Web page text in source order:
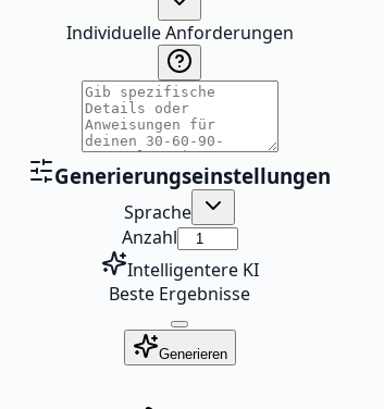
Individuelle Anforderungen
Generierungseinstellungen
Sprache
Anzahl
Intelligentere KI
Beste Ergebnisse
Generieren